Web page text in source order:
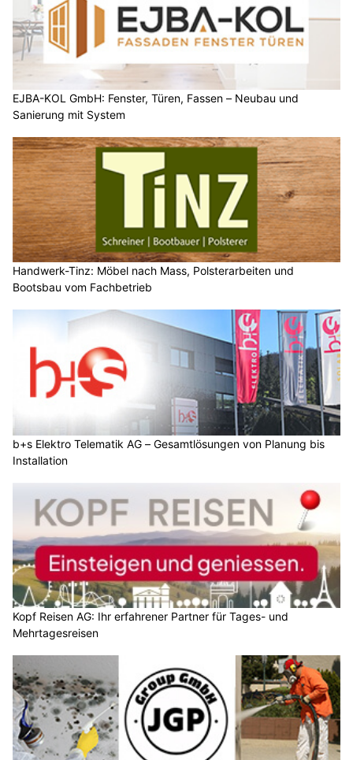
EJBA-KOL GmbH: Fenster, Türen, Fassen – Neubau und
Sanierung mit System
Handwerk-Tinz: Möbel nach Mass, Polsterarbeiten und
Bootsbau vom Fachbetrieb
b+s Elektro Telematik AG – Gesamtlösungen von Planung bis
Installation
Kopf Reisen AG: Ihr erfahrener Partner für Tages- und
Mehrtagesreisen